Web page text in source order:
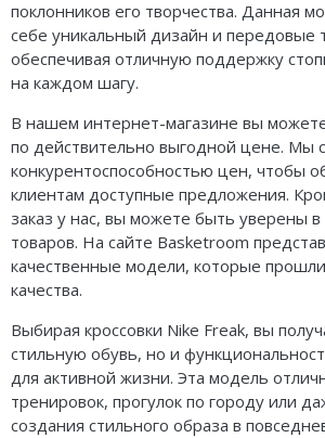
поклонников его творчества. Данная
себе уникальный дизайн и передовые
обеспечивая отличную поддержку
на каждом шагу.
В нашем интернет-магазине вы
по действительно выгодной цене. Мы
конкурентоспособностью цен, чтобы
клиентам доступные предложения.
заказ у нас, вы можете быть уверены в
товаров. На сайте Basketroom
качественные модели, которые
качества.
Выбирая кроссовки Nike Freak, вы
стильную обувь, но и
для активной жизни. Эта модель
тренировок, прогулок по городу или
создания стильного образа в